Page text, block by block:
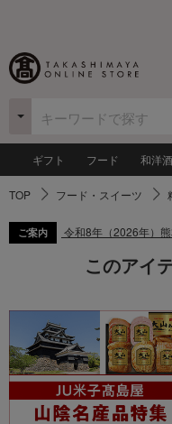
ギフト フード 和洋酒
TOP フード・スイーツ
ご案内 令和8年（2026年）
このアイ